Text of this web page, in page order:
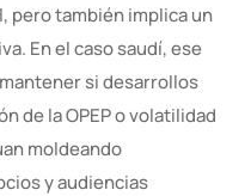
pero también implica un
En el caso saudí, ese
si desarrollos
de la OPEP o volatilidad
moldeando
y audiencias